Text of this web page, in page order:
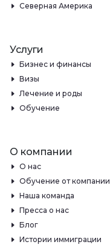
Северная Америка
Услуги
Бизнес и финансы
Визы
Лечение и роды
Обучение
О компании
О нас
Обучение от компании
Наша команда
Пресса о нас
Блог
Истории иммиграции